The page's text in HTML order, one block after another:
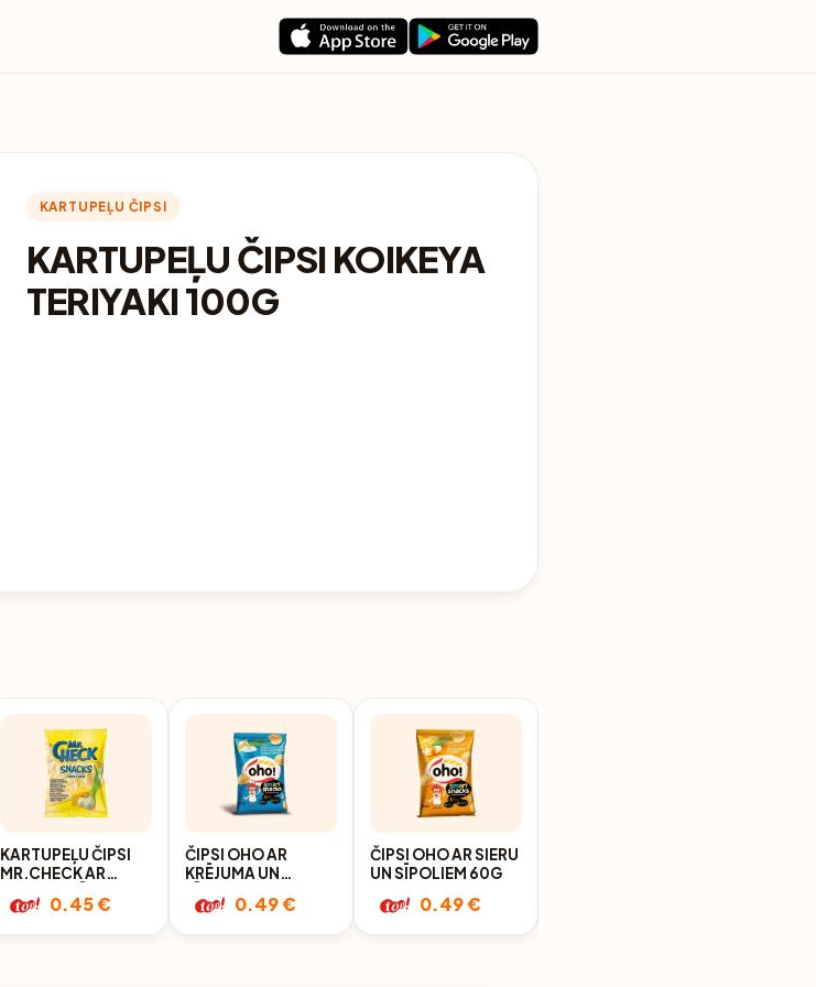
KARTUPEĻU ČIPSI
KARTUPEĻU ČIPSI KOIKEYA
TERIYAKI 100G
KARTUPEĻU ČIPSI
MR.CHECK AR
GARŠU 50G
0.45 €
ČIPSI OHO AR
KRĒJUMA UN
0.49 €
ČIPSI OHO AR SIERU
UN SĪPOLIEM 60G
0.49 €